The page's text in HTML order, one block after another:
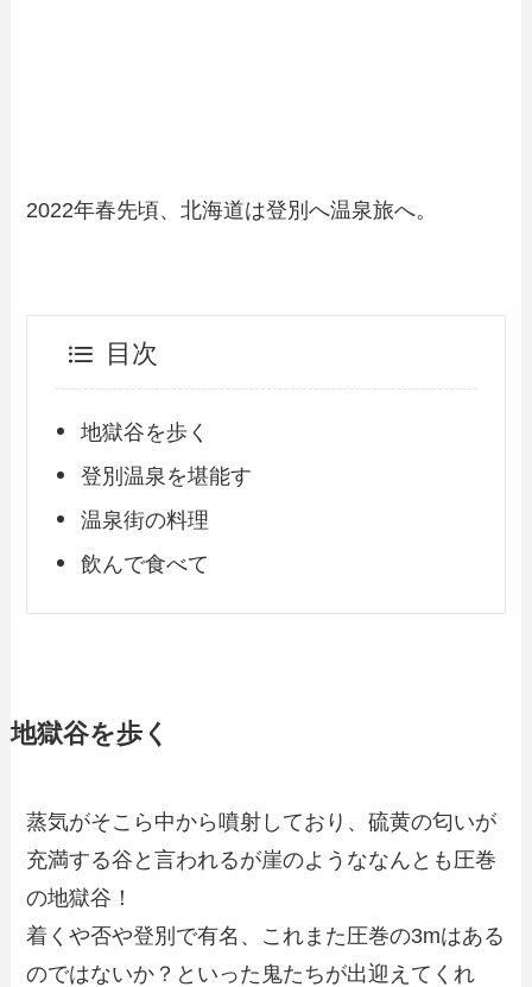
2022年春先頃、北海道は登別へ温泉旅へ。
目次
地獄谷を歩く
登別温泉を堪能す
温泉街の料理
飲んで食べて
地獄谷を歩く
蒸気がそこら中から噴射しており、硫黄の匂いが
充満する谷と言われるが崖のようななんとも圧巻
の地獄谷！
着くや否や登別で有名、これまた圧巻の3mはある
のではないか？といった鬼たちが出迎えてくれ